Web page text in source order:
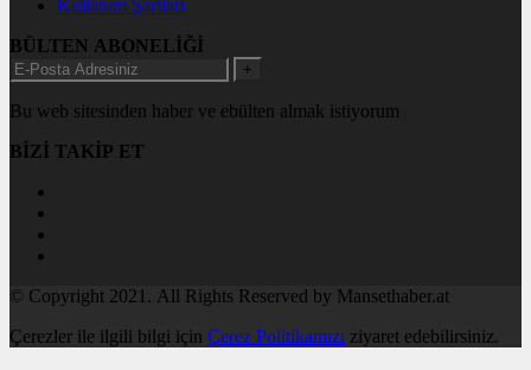
Kullanım Şartları
BÜLTEN ABONELİĞİ
+
Bu web sitesinden haber ve ebülten almak istiyorum
BİZİ TAKİP ET
© Copyright 2021. All Rights Reserved by Mansethaber.at
Çerezler ile ilgili bilgi için Çerez Politikamızı ziyaret edebilirsiniz.